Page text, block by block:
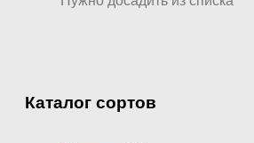
Каталог сортов